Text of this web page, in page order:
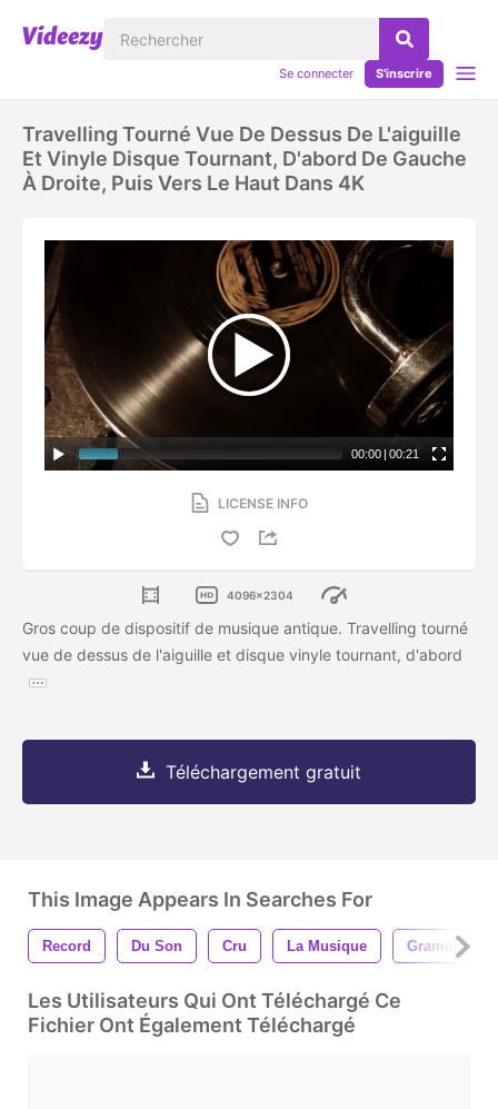
Se connecter S'inscrire
Travelling Tourné Vue De Dessus De L'aiguille
Et Vinyle Disque Tournant, D'abord De Gauche
À Droite, Puis Vers Le Haut Dans 4K
00:00 | 00:21
LICENSE INFO
4096x2304
Gros coup de dispositif de musique antique. Travelling tourné
vue de dessus de l'aiguille et disque vinyle tournant, d'abord
Téléchargement gratuit
This Image Appears In Searches For
Record Du Son Cru La Musique Gramophone
Les Utilisateurs Qui Ont Téléchargé Ce
Fichier Ont Également Téléchargé